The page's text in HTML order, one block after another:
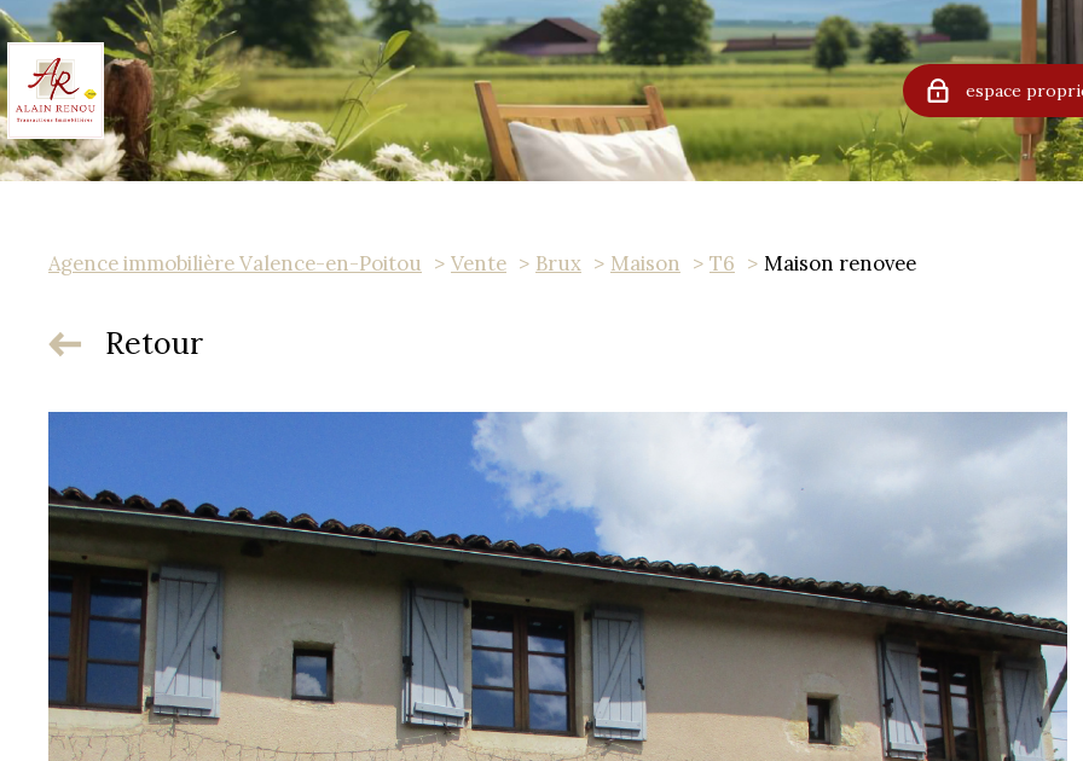
espace
Agence immobilière Valence-en-Poitou Vente Brux Maison T6 Maison renovee
Retour